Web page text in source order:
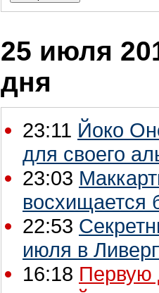
25 июля
дня
23:11 Йоко
для своего
23:03
восхищается
22:53
июля в
16:18 Первую